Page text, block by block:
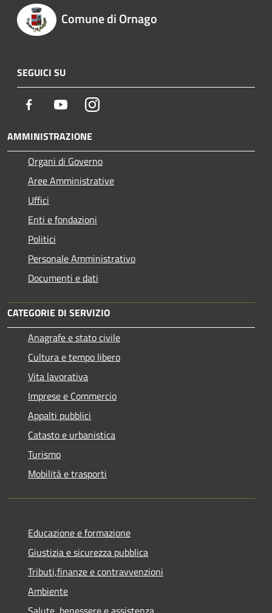
Comune di Ornago
SEGUICI SU
Facebook YoutubeInstagram
AMMINISTRAZIONE
Organi di Governo
Aree Amministrative
Uffici
Enti e fondazioni
Politici
Personale Amministrativo
Documenti e dati
CATEGORIE DI SERVIZIO
Anagrafe e stato civile
Cultura e tempo libero
Vita lavorativa
Imprese e Commercio
Appalti pubblici
Catasto e urbanistica
Turismo
Mobilità e trasporti
Educazione e formazione
Giustizia e sicurezza pubblica
Tributi,finanze e contravvenzioni
Ambiente